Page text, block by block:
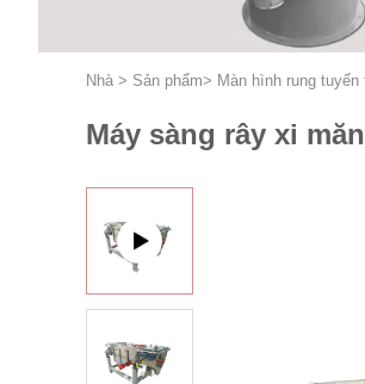
Nhà > Sản phẩm> Màn hình rung tuyến
Máy sàng rây xi